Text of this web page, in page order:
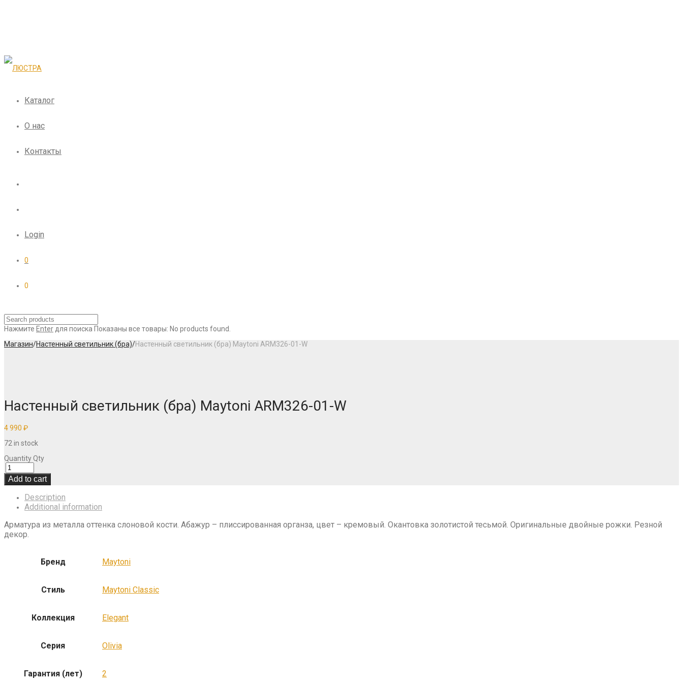
Каталог
О нас
Контакты
Login
0
0
Нажмите Enter для поиска Показаны все товары: No products found.
Магазин/Настенный светильник (бра)/Настенный светильник (бра) Maytoni ARM326-01-W
Настенный светильник (бра) Maytoni ARM326-01-W
4 990 ₽
72 in stock
QuantityQty
Add to cart
Description
Additional information
Арматура из металла оттенка слоновой кости. Абажур – плиссированная органза, цвет – кремовый. Окантовка золотистой тесьмой. Оригинальные двойные рожки. Резной
декор.
Бренд Maytoni
Стиль Maytoni Classic
Коллекция Elegant
Серия Olivia
Гарантия (лет) 2